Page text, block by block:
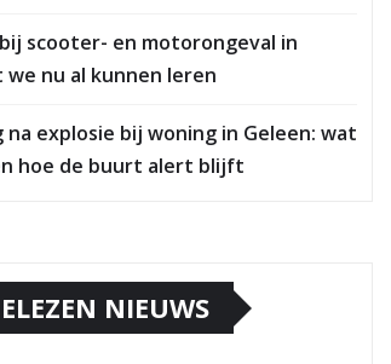
scooter- en motorongeval in
we nu al kunnen leren
na explosie bij woning in Geleen: wat
hoe de buurt alert blijft
NIEUWS